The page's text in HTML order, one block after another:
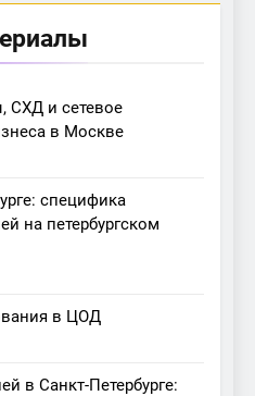
СХД и сетевое
в Москве
специфика
на петербургском
в ЦОД
в Санкт-Петербурге: